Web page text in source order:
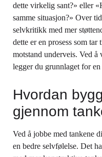
dette virkelig sant?» eller
samme situasjon?» Over
selvkritikk med mer
dette er en prosess som
motstand underveis. Ved
legger du grunnlaget for
Hvordan
gjennom
Ved å jobbe med tankene
en bedre selvfølelse. Det